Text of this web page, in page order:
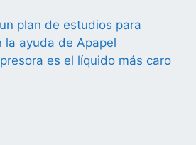
plan de estudios para
la ayuda de Apapel
es el líquido más caro